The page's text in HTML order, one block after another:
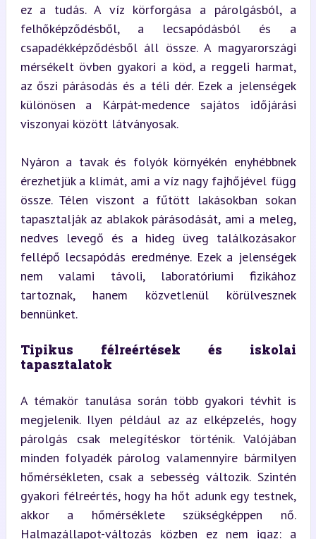
ez a tudás. A víz körforgása a párolgásból, a
felhőképződésből, a lecsapódásból és a
csapadékképződésből áll össze. A magyarországi
mérsékelt övben gyakori a köd, a reggeli harmat,
az őszi párásodás és a téli dér. Ezek a jelenségek
különösen a Kárpát-medence sajátos időjárási
viszonyai között látványosak.
Nyáron a tavak és folyók környékén enyhébbnek
érezhetjük a klímát, ami a víz nagy fajhőjével függ
össze. Télen viszont a fűtött lakásokban sokan
tapasztalják az ablakok párásodását, ami a meleg,
nedves levegő és a hideg üveg találkozásakor
fellépő lecsapódás eredménye. Ezek a jelenségek
nem valami távoli, laboratóriumi fizikához
tartoznak, hanem közvetlenül körülvesznek
bennünket.
Tipikus félreértések és iskolai
tapasztalatok
A témakör tanulása során több gyakori tévhit is
megjelenik. Ilyen például az az elképzelés, hogy
párolgás csak melegítéskor történik. Valójában
minden folyadék párolog valamennyire bármilyen
hőmérsékleten, csak a sebesség változik. Szintén
gyakori félreértés, hogy ha hőt adunk egy testnek,
akkor a hőmérséklete szükségképpen nő.
Halmazállapot-változás közben ez nem igaz: a